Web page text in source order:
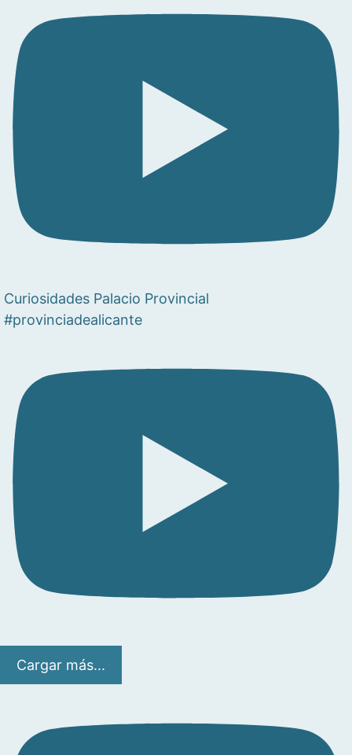
Curiosidades Palacio Provincial
#provinciadealicante
Cargar más...